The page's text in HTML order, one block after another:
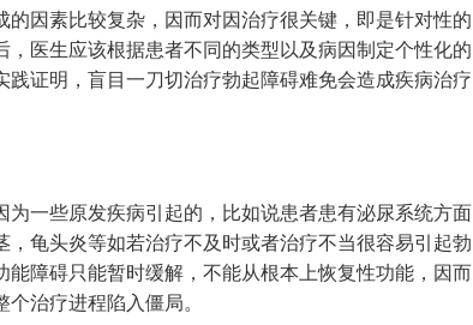
的因素比较复杂，因而对因治疗很关键，即是针对性的
医生应该根据患者不同的类型以及病因制定个性化的
证明，盲目一刀切治疗勃起障碍难免会造成疾病治疗
为一些原发疾病引起的，比如说患者患有泌尿系统方面
龟头炎等如若治疗不及时或者治疗不当很容易引起勃
能障碍只能暂时缓解，不能从根本上恢复性功能，因而
治疗进程陷入僵局。